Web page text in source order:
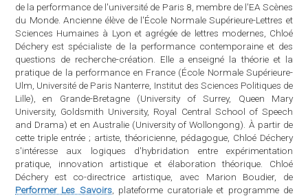
de la performance de l'université de Paris 8, membre de l'EA Scènes
du Monde. Ancienne élève de l'École Normale Supérieure-Lettres et
Sciences Humaines à Lyon et agrégée de lettres modernes, Chloé
Déchery est spécialiste de la performance contemporaine et des
questions de recherche-création. Elle a enseigné la théorie et la
pratique de la performance en France (École Normale Supérieure-
Ulm, Université de Paris Nanterre, Institut des Sciences Politiques de
Lille), en Grande-Bretagne (University of Surrey, Queen Mary
University, Goldsmith University, Royal Central School of Speech
and Drama) et en Australie (University of Wollongong). À partir de
cette triple entrée ; artiste, théoricienne, pédagogue, Chloé Déchery
s'intéresse aux logiques d'hybridation entre expérimentation
pratique, innovation artistique et élaboration théorique. Chloé
Déchery est co-directrice artistique, avec Marion Boudier, de
Performer Les Savoirs, plateforme curatoriale et programme de